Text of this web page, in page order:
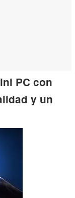
PC con
y un